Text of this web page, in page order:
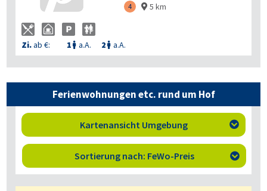
4  5 km
Zi.ab €: 1  a.A. 2  a.A.
Ferienwohnungen etc. rund um Hof
Kartenansicht Umgebung 
Sortierung nach: FeWo-Preis 